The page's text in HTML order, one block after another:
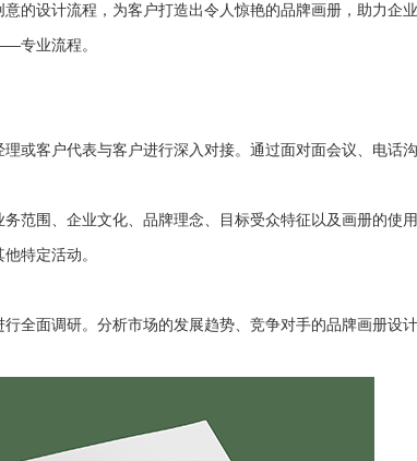
的设计流程，为客户打造出令人惊艳的品牌画册，助力企
专业流程。
或客户代表与客户进行深入对接。通过面对面会议、电话
范围、企业文化、品牌理念、目标受众特征以及画册的使
特定活动。
全面调研。分析市场的发展趋势、竞争对手的品牌画册设